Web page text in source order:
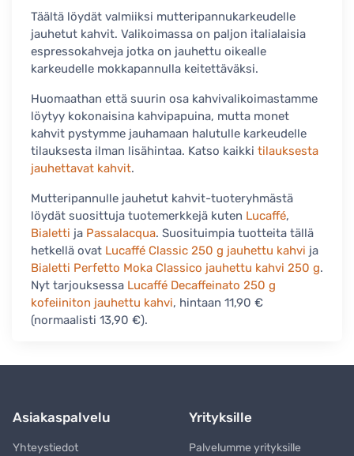
Täältä löydät valmiiksi mutteripannukarkeudelle
jauhetut kahvit. Valikoimassa on paljon italialaisia
espressokahveja jotka on jauhettu oikealle
karkeudelle mokkapannulla keitettäväksi.
Huomaathan että suurin osa kahvivalikoimastamme
löytyy kokonaisina kahvipapuina, mutta monet
kahvit pystymme jauhamaan halutulle karkeudelle
tilauksesta ilman lisähintaa. Katso kaikki tilauksesta
jauhettavat kahvit.
Mutteripannulle jauhetut kahvit-tuoteryhmästä
löydät suosittuja tuotemerkkejä kuten Lucaffé,
Bialetti ja Passalacqua. Suosituimpia tuotteita tällä
hetkellä ovat Lucaffé Classic 250 g jauhettu kahvi ja
Bialetti Perfetto Moka Classico jauhettu kahvi 250 g.
Nyt tarjouksessa Lucaffé Decaffeinato 250 g
kofeiiniton jauhettu kahvi, hintaan 11,90 €
(normaalisti 13,90 €).
Asiakaspalvelu
Yhteystiedot
Yrityksille
Palvelumme yrityksille